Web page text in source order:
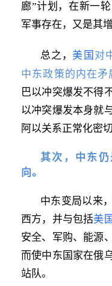
廊”计划，在新一
军事存在，又是其
总之， 美国 对
中东政策的内在矛
巴以冲突爆发不得
以冲突爆发本身就
阿以关系正常化密切
其次，中东
向。
中东变局以来
西方，并与包括美国
安全、军购、能源
而使中东国家在俄
站队。